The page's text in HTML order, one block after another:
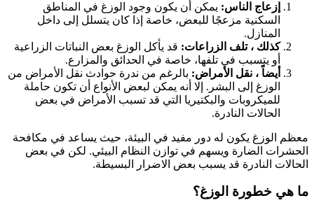
إزعاج الناس: يمكن أن يكون وجود الوزغ في المناطق
السكنية مزعجًا للبعض، خاصة إذا كان يتسلل إلى داخل
المنازل.
كذلك ، تلف الزراعات:قد يأكل الوزغ بعض النباتات الزراعية
أو يتسبب في تلفها، خاصة في الحدائق والمزارع.
أيضاً ، نقل الأمراض: بالرغم من ندرة حوادث نقل الأمراض من
الوزغ إلى البشر. إلا أنه يمكن لبعض الأنواع أن تكون حاملة
للميكروبات والبكتيريا التي قد تسبب الأمراض في بعض
الحالات النادرة.
الوزغ يكون له دور مفيد في البيئة، حيث يساعد في مكافحة
الضارة ويسهم في توازن النظام البيئي. لكن في بعض
النادرة قد يسبب بعض الاضرار البسيطة.
هي خطورة الوزغ؟